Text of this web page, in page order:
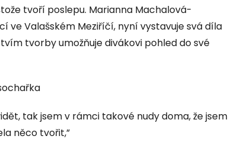
tvoří poslepu. Marianna Machalová-
ve Valašském Meziříčí, nyní vystavuje svá díla
tvorby umožňuje divákovi pohled do své
tak jsem v rámci takové nudy doma, že jsem
něco tvořit,”